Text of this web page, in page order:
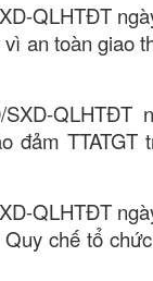
QLHTĐT
an toàn giao
QLHTĐT
đảm TTATGT
QLHTĐT
chế tổ